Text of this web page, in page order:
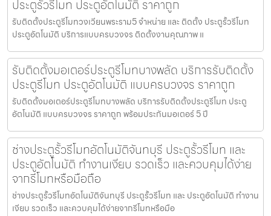
ประตูรั้วรีโมท ประตูอัตโนมัติ ราคาถูก
รับติดตั้งประตูรีโมทวงเวียนพระราม5 จำหน่าย และ ติดตั้ง ประตูรั้วรีโมท
ประตูอัตโนมัติ บริการแบบครบวงจร ติดตั้งงานคุณภาพ แ
รับติดตั้งมอเตอร์ประตูรีโมทบางพลัด บริการรับติดตั้ง
ประตูรีโมท ประตูอัตโนมัติ แบบครบวงจร ราคาถูก
รับติดตั้งมอเตอร์ประตูรีโมทบางพลัด บริการรับติดตั้งประตูรีโมท ประตู
อัตโนมัติ แบบครบวงจร ราคาถูก พร้อมประกันมอเตอร์ 5 ปี
ช่างประตูรั้วรีโมทอัตโนมัติจันทบุรี ประตูรั้วรีโมท และ
ประตูอัตโนมัติ ทำงานเงียบ รวดเร็ว และควบคุมได้ง่าย
จากรีโมทหรือมือถือ
ช่างประตูรั้วรีโมทอัตโนมัติจันทบุรี ประตูรั้วรีโมท และ ประตูอัตโนมัติ ทำงาน
เงียบ รวดเร็ว และควบคุมได้ง่ายจากรีโมทหรือมือ